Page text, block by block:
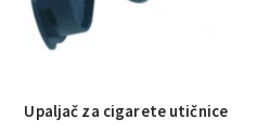
Upaljač za cigarete utičnice